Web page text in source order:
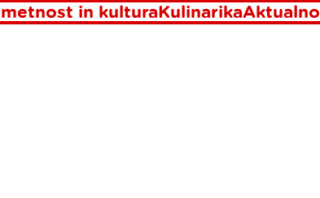
in kulturaKulinarikaAktualno